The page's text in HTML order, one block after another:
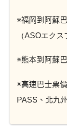
※福岡到阿蘇
（ASOエクス
※熊本到阿蘇
※高速巴士票
PASS、北九